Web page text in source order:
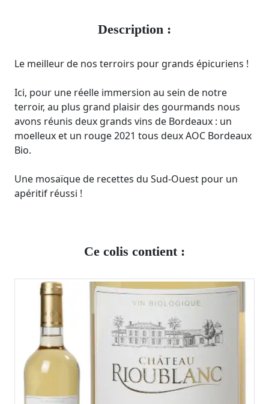
Description :
Le meilleur de nos terroirs pour grands épicuriens !
Ici, pour une réelle immersion au sein de notre
terroir, au plus grand plaisir des gourmands nous
avons réunis deux grands vins de Bordeaux : un
moelleux et un rouge 2021 tous deux AOC Bordeaux
Bio.
Une mosaïque de recettes du Sud-Ouest pour un
apéritif réussi !
Ce colis contient :